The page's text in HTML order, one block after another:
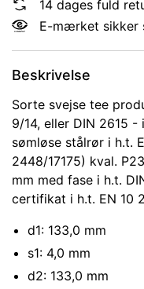
14 dages fuld
E-mærket sikker
Beskrivelse
Sorte svejse tee
9/14, eller DIN 2615
sømløse stålrør i h.t.
2448/17175) kval.
mm med fase i h.t.
certifikat i h.t. EN 10
d1: 133,0 mm
s1: 4,0 mm
d2: 133,0 mm